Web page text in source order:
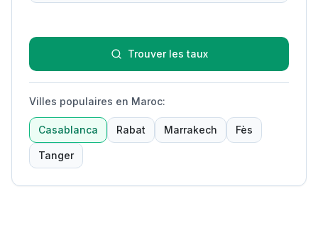
Trouver les taux
Villes populaires en Maroc:
Casablanca Rabat Marrakech Fès
Tanger